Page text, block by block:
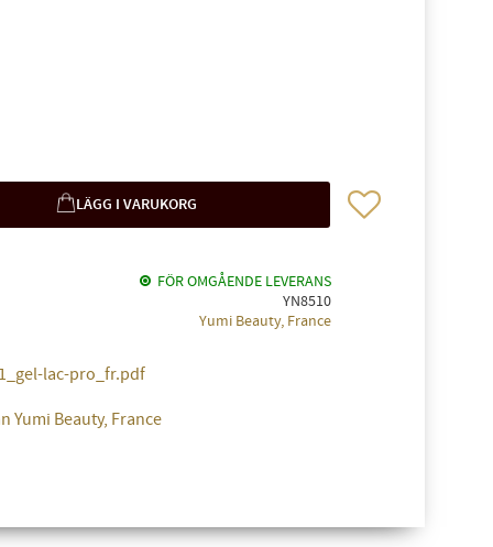
Lägg till i favoriter
FÖR OMGÅENDE LEVERANS
YN8510
Yumi Beauty, France
lac-pro_fr.pdf
Yumi Beauty, France